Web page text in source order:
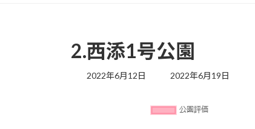
2.西添1号公園
2022年6月12日
最
新
2022年6月19日